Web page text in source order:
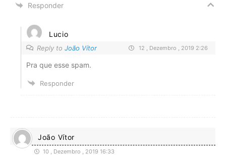
Responder
Lucio
Reply to João Vítor 12 , Dezembro , 2019 2:26
Pra que esse spam.
Responder
João Vítor
10 , Dezembro , 2019 16:33